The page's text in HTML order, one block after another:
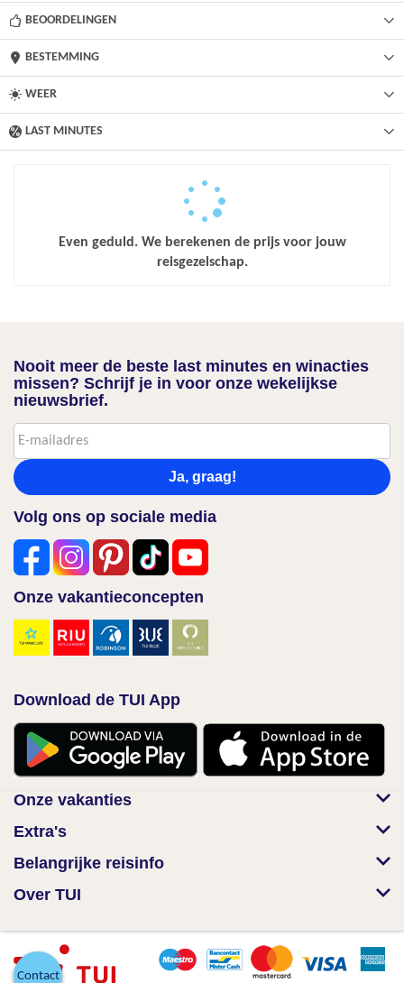
BEOORDELINGEN
BESTEMMING
WEER
LAST MINUTES
Even geduld. We berekenen de prijs voor jouw
reisgezelschap.
Nooit meer de beste last minutes en winacties
missen? Schrijf je in voor onze wekelijkse
nieuwsbrief.
Ja, graag!
Volg ons op sociale media
Onze vakantieconcepten
Download de TUI App
Onze vakanties
Extra's
Belangrijke reisinfo
Over TUI
Contact